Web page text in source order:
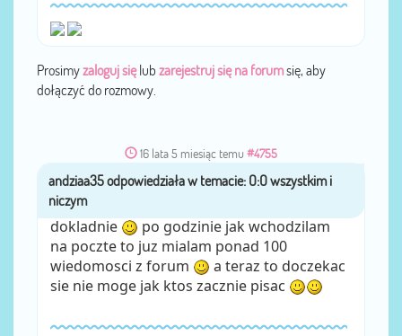
Prosimyzaloguj sięlub zarejestruj się na forumsię, aby
dołączyć do rozmowy.
16 lata 5 miesiąc temu #4755
przezandziaa35
dokladnie
po godzinie jak wchodzilam
na poczte to juz mialam ponad 100
wiedomosci z forum
a teraz to doczekac
sie nie moge jak ktos zacznie pisac